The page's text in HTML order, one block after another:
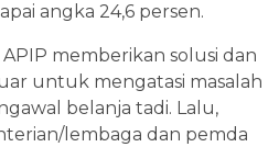
angka 24,6 persen.
memberikan solusi dan
untuk mengatasi masalah
belanja tadi. Lalu,
lembaga dan pemda